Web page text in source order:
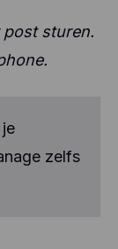
post sturen.
zelfs